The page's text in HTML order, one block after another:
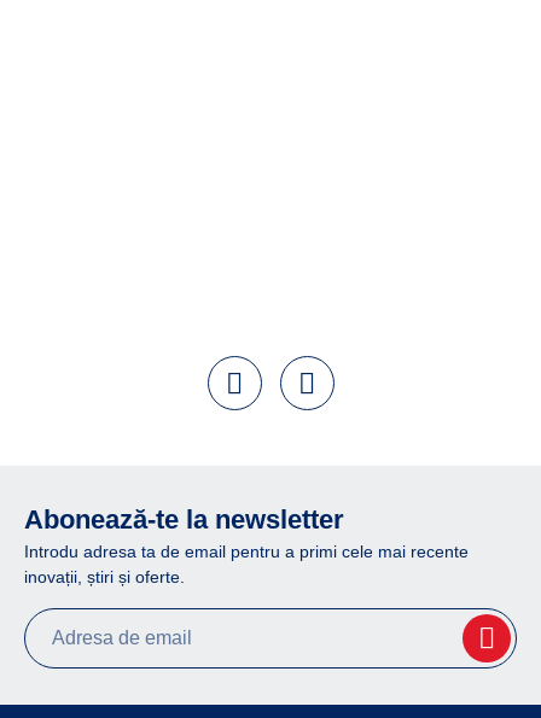
Abonează-te la newsletter
Introdu adresa ta de email pentru a primi cele mai recente
inovații, știri și oferte.